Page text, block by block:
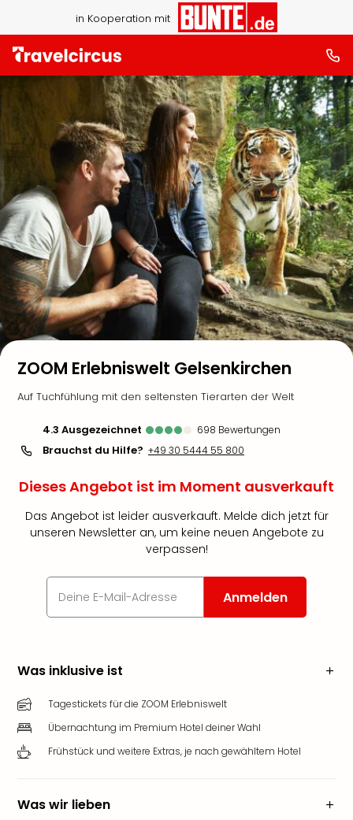
in Kooperation mit
ZOOM Erlebniswelt Gelsenkirchen
Auf Tuchfühlung mit den seltensten Tierarten der Welt
4.3 ausgezeichnet 698 Bewertungen
Brauchst du Hilfe? +49 30 5444 55 800
Dieses Angebot ist im Moment ausverkauft
Das Angebot ist leider ausverkauft. Melde dich jetzt für
unseren Newsletter an, um keine neuen Angebote zu
verpassen!
Anmelden
Was inklusive ist
Tagestickets für die ZOOM Erlebniswelt
Übernachtung im Premium Hotel deiner Wahl
Frühstück und weitere Extras, je nach gewähltem Hotel
Was wir lieben